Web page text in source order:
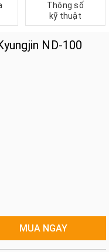
Thông số
kỹ thuật
ND-100
MUA NGAY